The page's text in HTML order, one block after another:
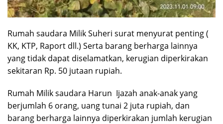
Rumah saudara Milik Suheri surat menyurat penting (
KK, KTP, Raport dll.) Serta barang berharga lainnya
yang tidak dapat diselamatkan, kerugian diperkirakan
sekitaran Rp. 50 jutaan rupiah.
Rumah Milik saudara Harun Ijazah anak-anak yang
berjumlah 6 orang, uang tunai 2 juta rupiah, dan
barang berharga lainnya diperkirakan jumlah kerugian